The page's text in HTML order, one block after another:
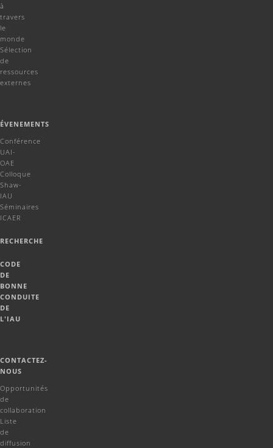
à
travers
le
monde
Sélection
de
ressources
externes
ÉVENEMENTS
Conférence
UAI-
OAE
Colloque
Shaw-
IAU
Séminaires
ICAER
RECHERCHE
CODE
DE
BONNE
CONDUITE
DE
L'IAU
CONTACTEZ-
NOUS
Opportunités
de
collaboration
Liste
de
diffusion